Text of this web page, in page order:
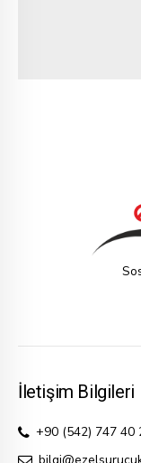
İletişim Bilgileri
+90 (542) 747 40